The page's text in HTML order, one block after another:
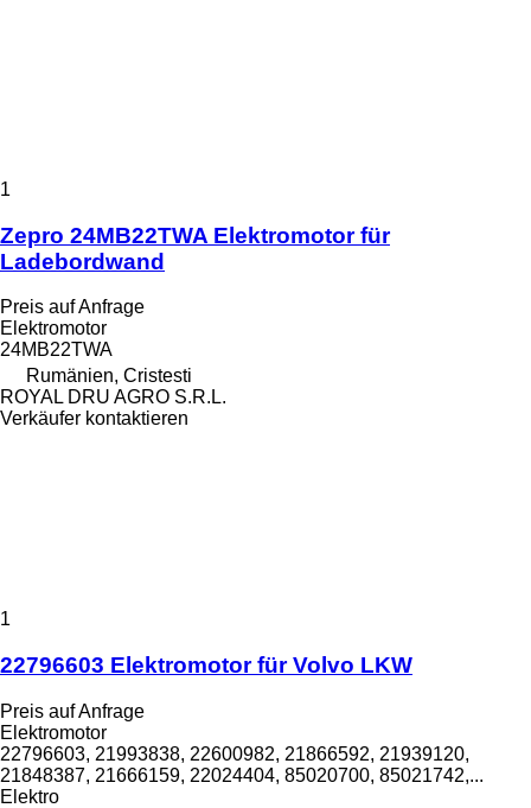
1
Zepro 24MB22TWA Elektromotor für
Ladebordwand
Preis auf Anfrage
Elektromotor
24MB22TWA
Rumänien, Cristesti
ROYAL DRU AGRO S.R.L.
Verkäufer kontaktieren
1
22796603 Elektromotor für Volvo LKW
Preis auf Anfrage
Elektromotor
22796603, 21993838, 22600982, 21866592, 21939120,
21848387, 21666159, 22024404, 85020700, 85021742,...
Elektro